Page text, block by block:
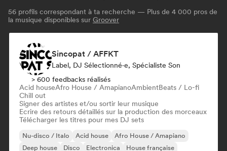
56 profils correspondant à ta recherche — Plus de 4 000 pros de
la musique disponibles sur Groover
Sincopat / AFFKT
Label, DJ Sélectionné·e, Spécialiste Son
> 600 feedbacks réalisés
Acid houseAfro House / AmapianoAmbientBeats / Lo-fi
Chill out
Signer des artistes et/ou sortir leur musique
Ecrire des retours détaillés sur la production des morceaux
Télécharger les titres pour mes DJ sets
Nu-disco / Italo Acid house
Afro House / Amapiano
Deep house
Disco Electronica
House française